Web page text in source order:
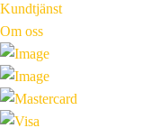
Kundtjänst
Om oss